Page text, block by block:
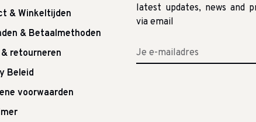
& Winkeltijden
& Betaalmethoden
retourneren
Beleid
voorwaarden
latest updates, news and
via email